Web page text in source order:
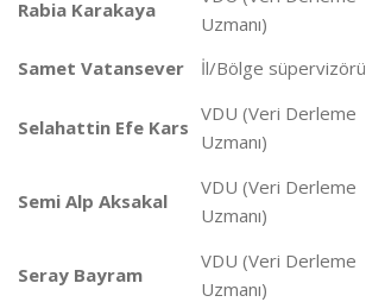
Rabia Karakaya
Uzmanı)
Samet Vatansever İl/Bölge süpervizörü
Selahattin Efe Kars
VDU (Veri Derleme
Uzmanı)
Semi Alp Aksakal
VDU (Veri Derleme
Uzmanı)
Seray Bayram
VDU (Veri Derleme
Uzmanı)